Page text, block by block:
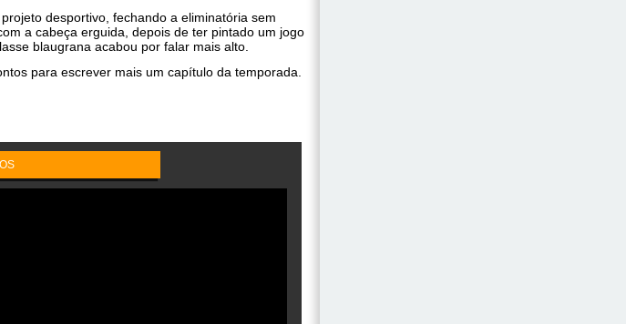
desportivo, fechando a eliminatória sem
a cabeça erguida, depois de ter pintado um jogo
blaugrana acabou por falar mais alto.
para escrever mais um capítulo da temporada.